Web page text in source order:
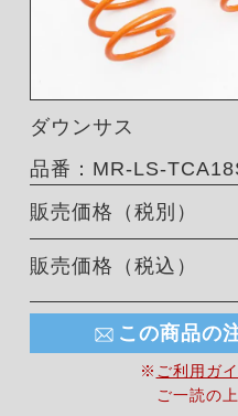
ダウンサス
品番：MR-LS-
販売価格（税別）
販売価格（税込）
この商品の
※ ご利用ガ
ご一読の